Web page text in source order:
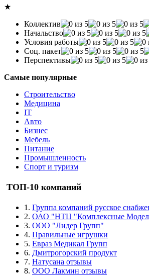
★
Коллектив
Начальство
Условия работы
Соц. пакет
Перспективы
Самые популярные
Строительство
Медицина
IT
Авто
Бизнес
Мебель
Питание
Промышленность
Спорт и туризм
ТОП-10 компаний
1. Группа компаний русское
2. ОАО "НТЦ "Комплексные
3. ООО "Лидер Групп"
4. Правильные игрушки
5. Евраз Медикал Групп
6. Дмитрогорский продукт
7. Натусана отзывы
8. ООО Лакмин отзывы